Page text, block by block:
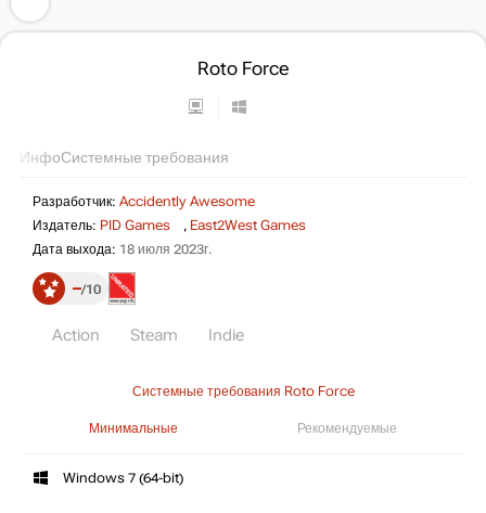
Roto Force
ИнфоСистемные требования
Разработчик: Accidently Awesome
Издатель: PID Games , East2West Games
Дата выхода: 18 июля 2023г.
– 10
Action Steam Indie
Системные требования Roto Force
Минимальные Рекомендуемые
Windows 7 (64-bit)